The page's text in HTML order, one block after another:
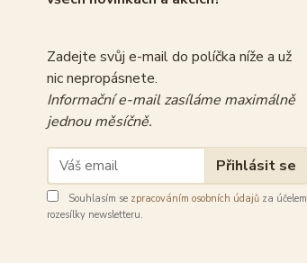
Zadejte svůj e-mail do políčka níže a už
nic nepropásnete.
Informační e-mail zasíláme maximálně
jednou měsíčně.
Přihlásit se
Souhlasím se zpracováním osobních údajů za účelem
rozesílky newsletteru.